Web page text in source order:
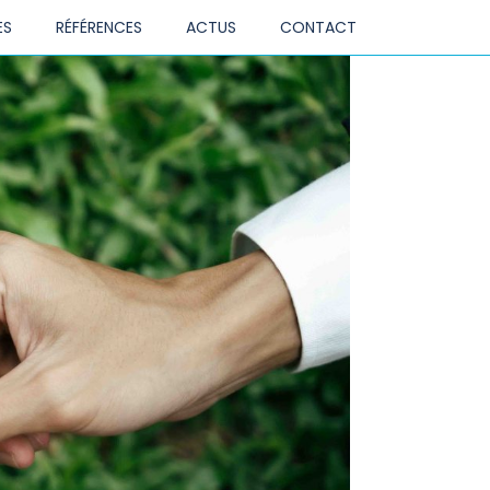
RÉFÉRENCES ACTUS CONTACT
+°4